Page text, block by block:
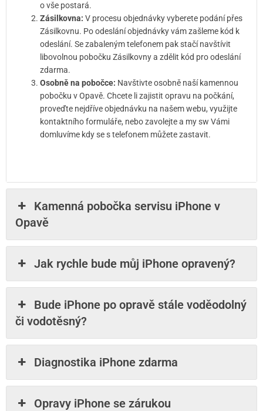
o vše postará.
Zásilkovna: V procesu objednávky vyberete podání přes
Zásilkovnu. Po odeslání objednávky vám zašleme kód k
odeslání. Se zabaleným telefonem pak stačí navštívit
libovolnou pobočku Zásilkovny a zdělit kód pro odeslání
zdarma.
Osobně na pobočce: Navštivte osobně naší kamennou
pobočku v Opavě. Chcete li zajistit opravu na počkání,
proveďte nejdříve objednávku na našem webu, využijte
kontaktního formuláře, nebo zavolejte a my sw Vámi
domluvíme kdy se s telefonem můžete zastavit.
Kamenná pobočka servisu iPhone v
Opavě
Jak rychle bude můj iPhone opravený?
Bude iPhone po opravě stále voděodolný
či vodotěsný?
Diagnostika iPhone zdarma
Opravy iPhone se zárukou